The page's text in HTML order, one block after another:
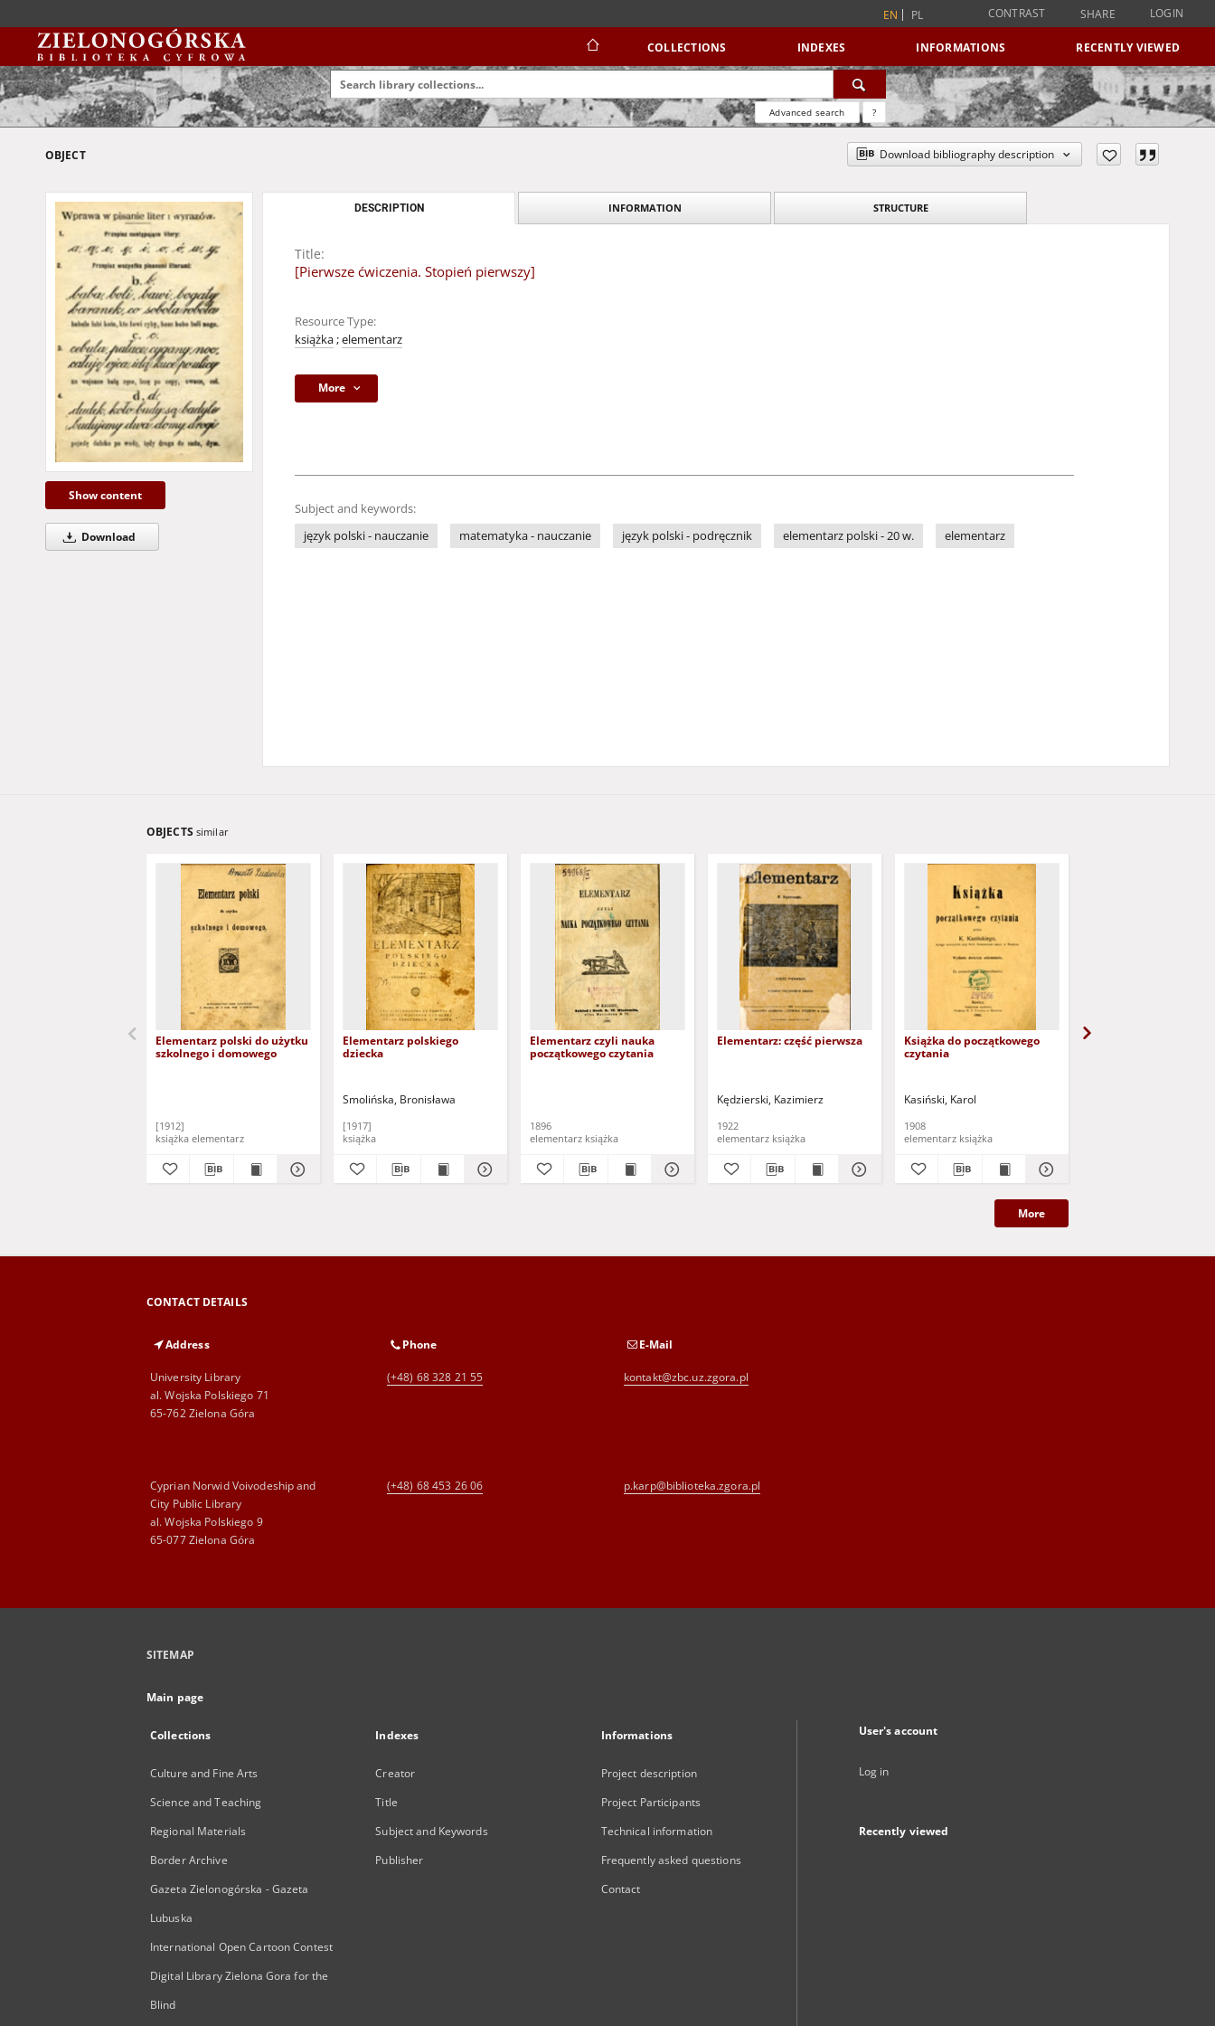
EN PL CONTRAST SHARE LOGIN
COLLECTIONS INDEXES INFORMATIONS RECENTLY VIEWED
Advanced search ?
OBJECT Download bibliography description
Show content
Download
DESCRIPTION INFORMATION STRUCTURE
Title:
[Pierwsze ćwiczenia. Stopień pierwszy]
Resource Type:
książka;elementarz
More
Subject and keywords:
język polski - nauczanie
matematyka - nauczanie język polski - podręcznik elementarz polski - 20 w. elementarz
OBJECTS similar
Elementarz polski do użytku
szkolnego i domowego
[1912]
książka elementarz
Elementarz polskiego
dziecka
Smolińska, Bronisława
[1917]
książka
Elementarz czyli nauka
początkowego czytania
1896
elementarz książka
Elementarz: część pierwsza
Kędzierski, Kazimierz
1922
elementarz książka
Książka do początkowego
czytania
Kasiński, Karol
1908
elementarz książka
More
CONTACT DETAILS
Address
University Library
al. Wojska Polskiego 71
65-762 Zielona Góra
Phone
(+48) 68 328 21 55
E-Mail
kontakt@zbc.uz.zgora.pl
Cyprian Norwid Voivodeship and
City Public Library
al. Wojska Polskiego 9
65-077 Zielona Góra
(+48) 68 453 26 06 p.karp@biblioteka.zgora.pl
SITEMAP
Main page
Collections
Culture and Fine Arts
Science and Teaching
Regional Materials
Border Archive
Gazeta Zielonogórska - Gazeta
Lubuska
International Open Cartoon Contest
Digital Library Zielona Gora for the
Blind
Indexes
Creator
Title
Subject and Keywords
Publisher
Informations
Project description
Project Participants
Technical information
Frequently asked questions
Contact
User's account
Log in
Recently viewed